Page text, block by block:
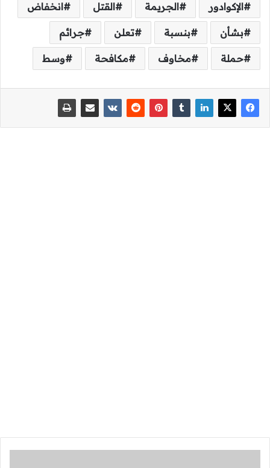
الإكوادور الجريمة القتل انخفاض
بشأن بنسبة تعلن جرائم
حملة مخاوف مكافحة وسط